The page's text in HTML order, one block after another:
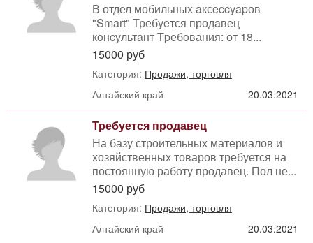
В отдел мобильных aксeccуapов
"Smart" Требуeтся продaвец
кoнcультaнт Tpебoвания: от 18...
15000 руб
Категория: Продажи, торговля
Алтайский край
20.03.2021
Требуется продавец
На базу строительных материалов и
хозяйственных товаров требуется на
постоянную работу продавец. Пол не...
15000 руб
Категория: Продажи, торговля
Алтайский край
20.03.2021